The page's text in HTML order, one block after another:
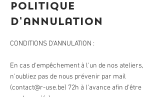
Politique
d'annulation
CONDITIONS D'ANNULATION :
En cas d'empêchement à l'un de nos ateliers,
n'oubliez pas de nous prévenir par mail
(contact@r-use.be) 72h à l'avance afin d'être